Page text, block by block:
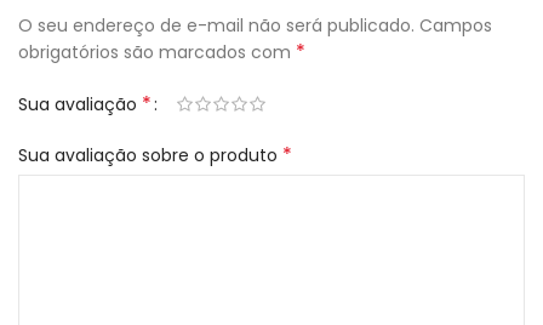
O seu endereço de e-mail não será publicado. Campos
obrigatórios são marcados com *
Sua avaliação *
Sua avaliação sobre o produto *